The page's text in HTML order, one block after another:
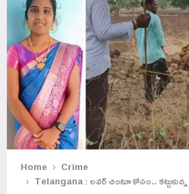
Home
Crime
Telangana : లవర్ చింటూ కోసం..